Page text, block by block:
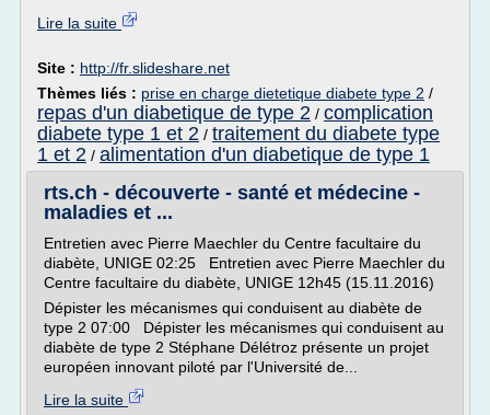
Lire la suite
Site : http://fr.slideshare.net
Thèmes liés : prise en charge dietetique diabete type 2 /
repas d'un diabetique de type 2 / complication
diabete type 1 et 2 / traitement du diabete type
1 et 2 / alimentation d'un diabetique de type 1
rts.ch - découverte - santé et médecine -
maladies et ...
Entretien avec Pierre Maechler du Centre facultaire du
diabète, UNIGE 02:25 Entretien avec Pierre Maechler du
Centre facultaire du diabète, UNIGE 12h45 (15.11.2016)
Dépister les mécanismes qui conduisent au diabète de
type 2 07:00 Dépister les mécanismes qui conduisent au
diabète de type 2 Stéphane Délétroz présente un projet
européen innovant piloté par l'Université de...
Lire la suite